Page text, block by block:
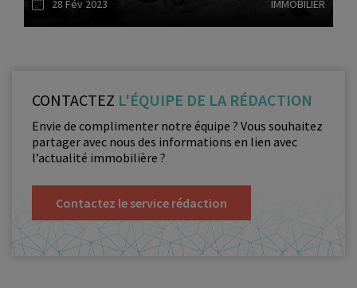
28 Fév 2023 IMMOBILIER
CONTACTEZ L'ÉQUIPE DE LA RÉDACTION
Envie de complimenter notre équipe ? Vous souhaitez
partager avec nous des informations en lien avec
l’actualité immobilière ?
Contactez le service rédaction